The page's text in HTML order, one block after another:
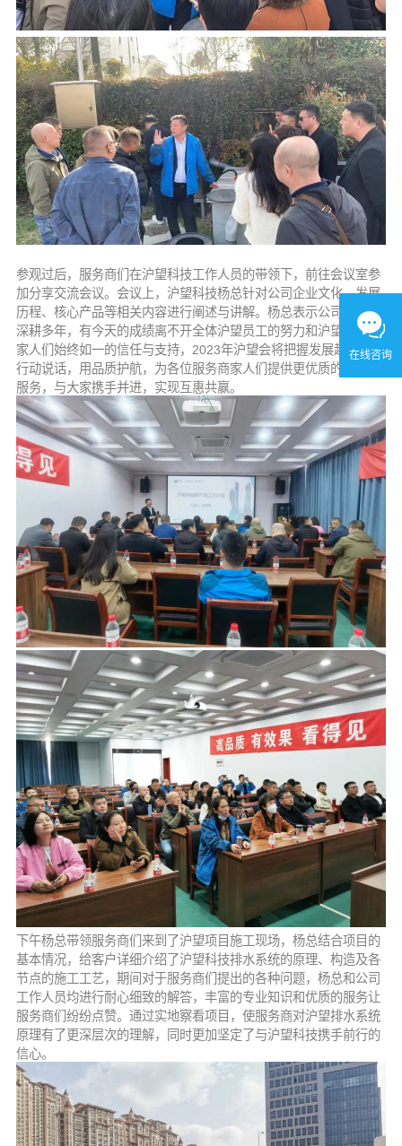
参观过后，服务商们在沪望科技工作人员的带领下，前往会议室参
加分享交流会议。会议上，沪望科技杨总针对公司企业文化、发展
历程、核心产品等相关内容进行阐述与讲解。杨总表示公司在行业
深耕多年，有今天的成绩离不开全体沪望员工的努力和沪望服务商
家人们始终如一的信任与支持，2023年沪望会将把握发展趋势，用
行动说话，用品质护航，为各位服务商家人们提供更优质的产品及
服务，与大家携手并进，实现互惠共赢。
下午杨总带领服务商们来到了沪望项目施工现场，杨总结合项目的
基本情况，给客户详细介绍了沪望科技排水系统的原理、构造及各
节点的施工工艺，期间对于服务商们提出的各种问题，杨总和公司
工作人员均进行耐心细致的解答，丰富的专业知识和优质的服务让
服务商们纷纷点赞。通过实地察看项目，使服务商对沪望排水系统
原理有了更深层次的理解，同时更加坚定了与沪望科技携手前行的
信心。
在线咨询